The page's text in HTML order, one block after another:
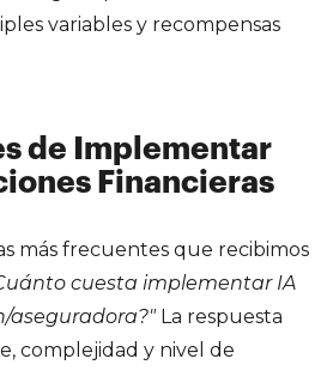
variables y recompensas
de Implementar
Financieras
más frecuentes que recibimos
cuesta implementar IA
aseguradora?"La respuesta
complejidad y nivel de